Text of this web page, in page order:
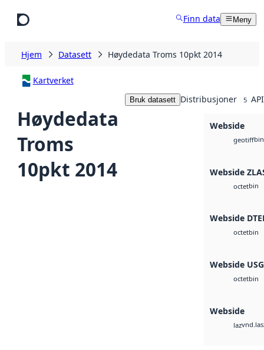
Finn data Meny
Hjem Datasett Høydedata Troms 10pkt 2014
Kartverket
Høydedata
Troms
10pkt 2014
Bruk datasett Distribusjoner 5
Webside
geotiffbin
Webside
octetbin
Webside
octetbin
Webside
octetbin
Webside
laz